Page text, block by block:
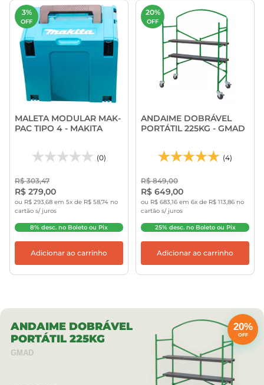
3%
OFF
MALETA MODULAR MAK-
PAC TIPO 4 - MAKITA
(0)
R$ 303,47
R$ 279,00
ou R$ 293,68 em 5x de R$ 58,74 no
cartão s/ juros
8% desc. no Boleto ou Pix
Adicionar ao carrinho
20%
OFF
ANDAIME DOBRÁVEL
PORTÁTIL 225KG - GMAD
(4)
R$ 849,00
R$ 649,00
ou R$ 683,16 em 6x de R$ 113,86 no
cartão s/ juros
25% desc. no Boleto ou Pix
Adicionar ao carrinho
20%
OFF
ANDAIME DOBRÁVEL
PORTÁTIL 225KG
GMAD